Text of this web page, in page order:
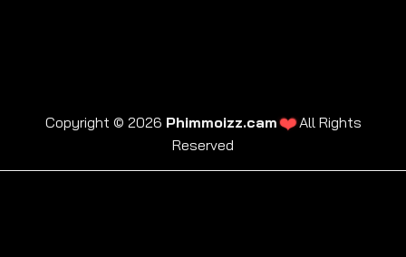
Copyright © 2026 Phimmoizz.cam❤️All Rights
Reserved